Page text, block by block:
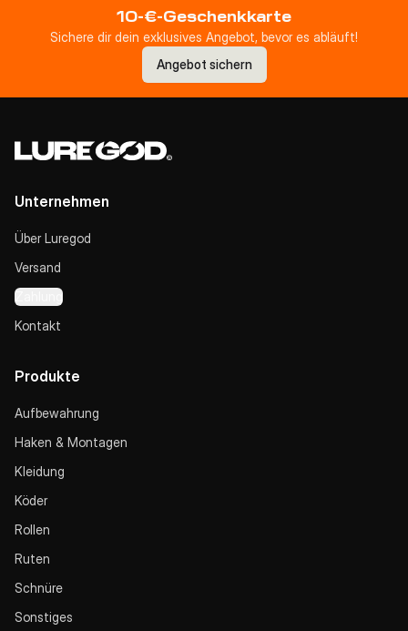
10-€-Geschenkkarte
Sichere dir dein exklusives Angebot, bevor es abläuft!
Angebot sichern
Unternehmen
Über Luregod
Versand
Zahlung
Kontakt
Produkte
Aufbewahrung
Haken & Montagen
Kleidung
Köder
Rollen
Ruten
Schnüre
Sonstiges